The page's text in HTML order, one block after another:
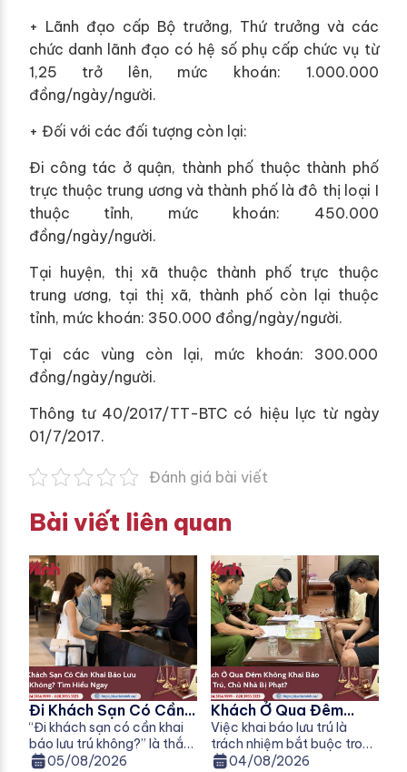
+ Lãnh đạo cấp Bộ trưởng, Thứ trưởng và các
chức danh lãnh đạo có hệ số phụ cấp chức vụ từ
1,25 trở lên, mức khoán: 1.000.000
đồng/ngày/người.
+ Đối với các đối tượng còn lại:
Đi công tác ở quận, thành phố thuộc thành phố
trực thuộc trung ương và thành phố là đô thị loại I
thuộc tỉnh, mức khoán: 450.000
đồng/ngày/người.
Tại huyện, thị xã thuộc thành phố trực thuộc
trung ương, tại thị xã, thành phố còn lại thuộc
tỉnh, mức khoán: 350.000 đồng/ngày/người.
Tại các vùng còn lại, mức khoán: 300.000
đồng/ngày/người.
Thông tư 40/2017/TT-BTC có hiệu lực từ ngày
01/7/2017.
Đánh giá bài viết
Bài viết liên quan
Đi Khách Sạn Có Cần
Khai Báo Lưu Trú
Không?
“Đi khách sạn có cần khai
báo lưu trú không?” là thắc
mắc của nhiều người khi đi
05/08/2026
Khách Ở Qua Đêm
Không Khai Báo Lưu
Trú, Chủ Nhà Bị Phạt
Không?
Việc khai báo lưu trú là
trách nhiệm bắt buộc trong
nhiều trường hợp theo quy
04/08/2026